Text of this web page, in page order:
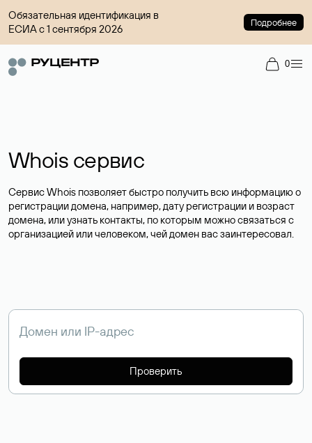
Обязательная идентификация в
ЕСИА с 1 сентября 2026
Подробнее
0
Whois сервис
Сервис Whois позволяет быстро получить всю информацию о
регистрации домена, например, дату регистрации и возраст
домена, или узнать контакты, по которым можно связаться с
организацией или человеком, чей домен вас заинтересовал.
Проверить